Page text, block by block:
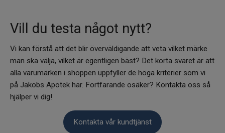
Vill du testa något nytt?
Vi kan förstå att det blir överväldigande att veta vilket märke
man ska välja, vilket är egentligen bäst? Det korta svaret är att
alla varumärken i shoppen uppfyller de höga kriterier som vi
på Jakobs Apotek har. Fortfarande osäker? Kontakta oss så
hjälper vi dig!
Kontakta vår kundtjänst